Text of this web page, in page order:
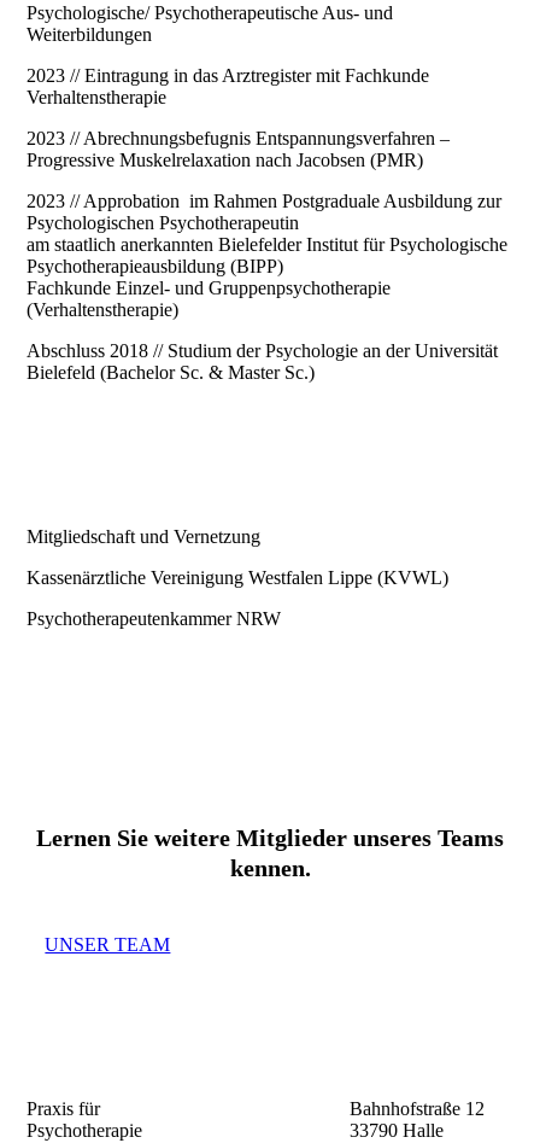
Psychologische/ Psychotherapeutische Aus- und
Weiterbildungen
2023 // Eintragung in das Arztregister mit Fachkunde
Verhaltenstherapie
2023 // Abrechnungsbefugnis Entspannungsverfahren –
Progressive Muskelrelaxation nach Jacobsen (PMR)
2023 // Approbation im Rahmen Postgraduale Ausbildung zur
Psychologischen Psychotherapeutin
am staatlich anerkannten Bielefelder Institut für Psychologische
Psychotherapieausbildung (BIPP)
Fachkunde Einzel- und Gruppenpsychotherapie
(Verhaltenstherapie)
Abschluss 2018 // Studium der Psychologie an der Universität
Bielefeld (Bachelor Sc. & Master Sc.)
Mitgliedschaft und Vernetzung
Kassenärztliche Vereinigung Westfalen Lippe (KVWL)
Psychotherapeutenkammer NRW
Lernen Sie weitere Mitglieder unseres Teams
kennen.
UNSER TEAM
Praxis für
Psychotherapie
Bahnhofstraße 12
33790 Halle